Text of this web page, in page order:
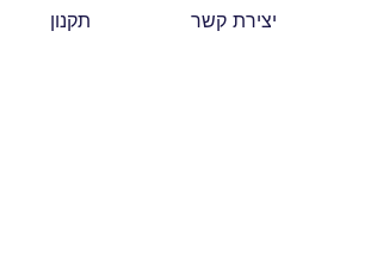
יצירת קשר תקנון